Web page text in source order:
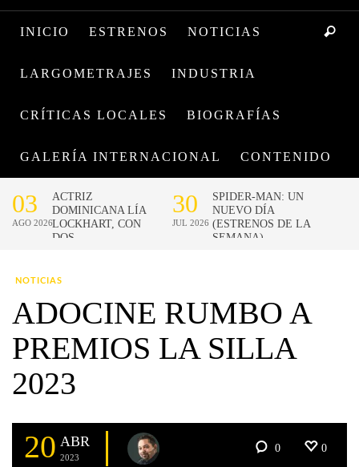
INICIO ESTRENOS NOTICIAS
LARGOMETRAJES INDUSTRIA
CRÍTICAS LOCALES BIOGRAFÍAS
GALERÍA INTERNACIONAL CONTENIDO
NOTICIAS
ADOCINE RUMBO A
PREMIOS LA SILLA
2023
20 ABR
2023
0 0